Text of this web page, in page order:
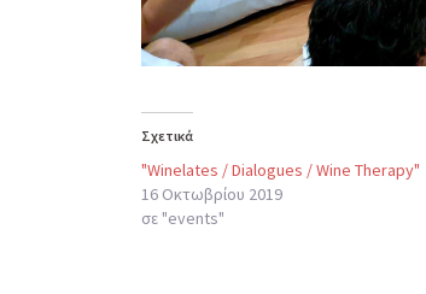
Σχετικά
"Winelates / Dialogues / Wine Therapy"
16 Οκτωβρίου 2019
σε "events"